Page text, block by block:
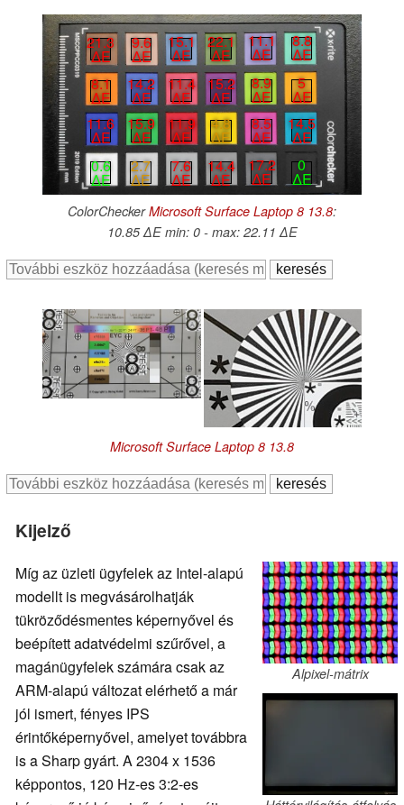
21.3
∆E
9.6
∆E
15.1
∆E
22.1
∆E
11.1
∆E
8.8
∆E
8.1
∆E
14.2
∆E
11.4
∆E
15.2
∆E
8.9
∆E
5
∆E
11.6
∆E
15.9
∆E
11.9
∆E
4.8
∆E
8.5
∆E
14.5
∆E
0.6
∆E
2.7
∆E
7.6
∆E
14.4
∆E
17.2
∆E
0
∆E
ColorCheckerMicrosoft Surface Laptop 8 13.8:
10.85 ∆E min: 0 - max: 22.11 ∆E
Microsoft Surface Laptop 8 13.8
Kijelző
Alpixel-mátrix
Míg az üzleti ügyfelek az Intel-alapú
modellt is megvásárolhatják
tükröződésmentes képernyővel és
beépített adatvédelmi szűrővel, a
magánügyfelek számára csak az
ARM-alapú változat elérhető a már
jól ismert, fényes IPS
érintőképernyővel, amelyet továbbra
is a Sharp gyárt. A 2304 x 1536
képpontos, 120 Hz-es 3:2-es